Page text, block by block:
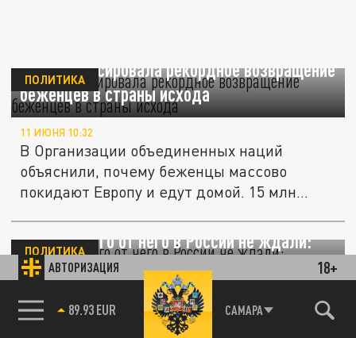
АВТОРИЗАЦИЯ 18+
85.64 BRENT САМАРА
ООН зафиксировала рекордное возвращение
беженцев в страны исхода
ПОЛИТИКА
11 ИЮНЯ 10:32
В Организации объединенных наций
объяснили, почему беженцы массово
покидают Европу и едут домой. 15 млн...
Китай. Такого от него в России не ждали:
"Подстава". Прямо на полях ООН
ПОЛИТИКА
09 ИЮНЯ 13:46
На полях ООН – очередной шантаж России.